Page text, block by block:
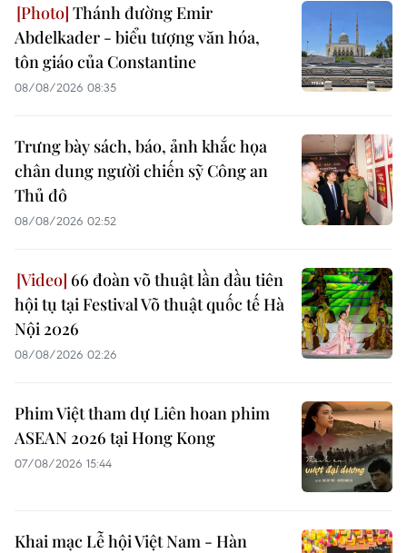
Thánh đường Emir
Abdelkader - biểu tượng văn hóa,
tôn giáo của Constantine
08/08/2026 08:35
Trưng bày sách, báo, ảnh khắc họa
chân dung người chiến sỹ Công an
Thủ đô
08/08/2026 02:52
66 đoàn võ thuật lần đầu tiên
hội tụ tại Festival Võ thuật quốc tế Hà
Nội 2026
08/08/2026 02:26
Phim Việt tham dự Liên hoan phim
ASEAN 2026 tại Hong Kong
07/08/2026 15:44
Khai mạc Lễ hội Việt Nam - Hàn